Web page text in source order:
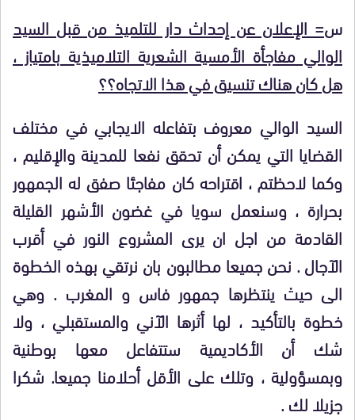
س= الإعلان عن إحداث دار للتلميذ من قبل السيد
الوالي مفاجأة الأمسية الشعرية التلاميذية بامتياز ،
هل كان هناك تنسيق في هذا الاتجاه؟؟
السيد الوالي معروف بتفاعله الايجابي في مختلف
القضايا التي يمكن أن تحقق نفعا للمدينة والإقليم ،
وكما لاحظتم ، اقتراحه كان مفاجئا صفق له الجمهور
بحرارة ، وسنعمل سويا في غضون الأشهر القليلة
القادمة من اجل ان يرى المشروع النور في أقرب
الآجال . نحن جميعا مطالبون بان نرتقي بهذه الخطوة
الى حيث ينتظرها جمهور فاس و المغرب . وهي
خطوة بالتأكيد ، لها أثرها الآني والمستقبلي ، ولا
شك أن الأكاديمية ستتفاعل معها بوطنية
وبمسؤولية ، وتلك على الأقل أحلامنا جميعا. شكرا
جزيلا لك .